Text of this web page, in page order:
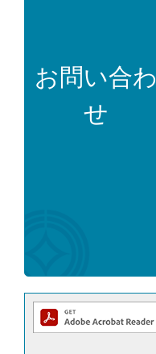
お問い合わ
せ